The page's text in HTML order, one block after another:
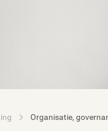
Organisatie,